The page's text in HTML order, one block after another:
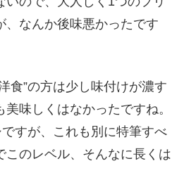
、なんか後味悪かったです
食”の方は少し味付けが濃す
味しくはなかったですね。
ですが、これも別に特筆すべ
のレベル、そんなに長くは